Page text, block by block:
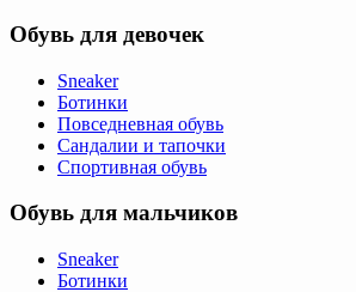
Обувь для девочек
Sneaker
Ботинки
Повседневная обувь
Сандалии и тапочки
Спортивная обувь
Обувь для мальчиков
Sneaker
Ботинки